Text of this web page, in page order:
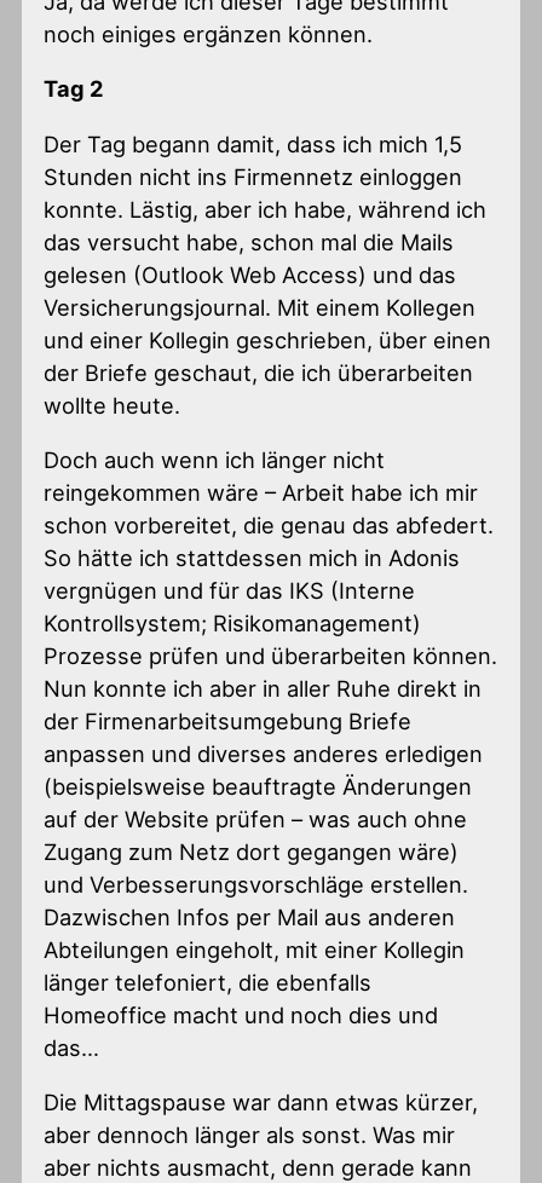
noch einiges ergänzen können.
Tag 2
Der Tag begann damit, dass ich mich 1,5
Stunden nicht ins Firmennetz einloggen
konnte. Lästig, aber ich habe, während ich
das versucht habe, schon mal die Mails
gelesen (Outlook Web Access) und das
Versicherungsjournal. Mit einem Kollegen
und einer Kollegin geschrieben, über einen
der Briefe geschaut, die ich überarbeiten
wollte heute.
Doch auch wenn ich länger nicht
reingekommen wäre – Arbeit habe ich mir
schon vorbereitet, die genau das abfedert.
So hätte ich stattdessen mich in Adonis
vergnügen und für das IKS (Interne
Kontrollsystem; Risikomanagement)
Prozesse prüfen und überarbeiten können.
Nun konnte ich aber in aller Ruhe direkt in
der Firmenarbeitsumgebung Briefe
anpassen und diverses anderes erledigen
(beispielsweise beauftragte Änderungen
auf der Website prüfen – was auch ohne
Zugang zum Netz dort gegangen wäre)
und Verbesserungsvorschläge erstellen.
Dazwischen Infos per Mail aus anderen
Abteilungen eingeholt, mit einer Kollegin
länger telefoniert, die ebenfalls
Homeoffice macht und noch dies und
das…
Die Mittagspause war dann etwas kürzer,
aber dennoch länger als sonst. Was mir
aber nichts ausmacht, denn gerade kann